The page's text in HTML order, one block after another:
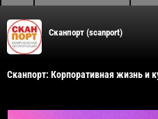
Сканпорт (scanport)
Сканпорт: Корпоративная жизнь и